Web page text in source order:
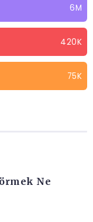
6M
420K
75K
Ne